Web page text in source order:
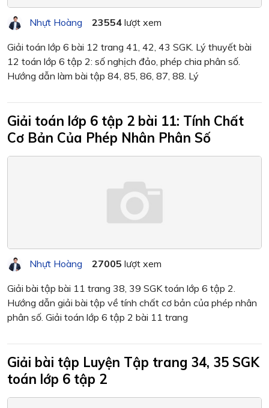
Nhựt Hoàng 23554 lượt xem
Giải toán lớp 6 bài 12 trang 41, 42, 43 SGK. Lý thuyết bài
12 toán lớp 6 tập 2: số nghịch đảo, phép chia phân số.
Hướng dẫn làm bài tập 84, 85, 86, 87, 88. Lý
Giải toán lớp 6 tập 2 bài 11: Tính Chất
Cơ Bản Của Phép Nhân Phân Số
Nhựt Hoàng 27005 lượt xem
Giải bài tập bài 11 trang 38, 39 SGK toán lớp 6 tập 2.
Hướng dẫn giải bài tập về tính chất cơ bản của phép nhân
phân số. Giải toán lớp 6 tập 2 bài 11 trang
Giải bài tập Luyện Tập trang 34, 35 SGK
toán lớp 6 tập 2